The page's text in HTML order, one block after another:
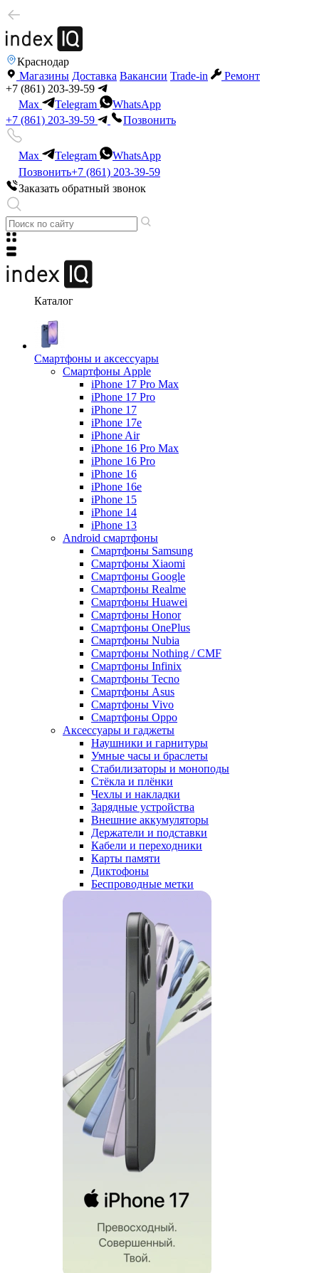
Краснодар
Магазины Доставка Вакансии Trade-in
Ремонт
+7 (861) 203-39-59
Max
Telegram
WhatsApp
+7 (861) 203-39-59
Позвонить
Max Telegram
WhatsApp
Позвонить+7 (861) 203-39-59
Заказать обратный звонок
Каталог
Смартфоны и аксессуары
Смартфоны Apple
iPhone 17 Pro Max
iPhone 17 Pro
iPhone 17
iPhone 17e
iPhone Air
iPhone 16 Pro Max
iPhone 16 Pro
iPhone 16
iPhone 16e
iPhone 15
iPhone 14
iPhone 13
Android cмартфоны
Смартфоны Samsung
Смартфоны Xiaomi
Смартфоны Google
Смартфоны Realme
Смартфоны Huawei
Смартфоны Honor
Смартфоны OnePlus
Смартфоны Nubia
Смартфоны Nothing / CMF
Смартфоны Infinix
Смартфоны Tecno
Смартфоны Asus
Смартфоны Vivo
Смартфоны Oppo
Аксессуары и гаджеты
Наушники и гарнитуры
Умные часы и браслеты
Стабилизаторы и моноподы
Стёкла и плёнки
Чехлы и накладки
Зарядные устройства
Внешние аккумуляторы
Держатели и подставки
Кабели и переходники
Карты памяти
Диктофоны
Беспроводные метки